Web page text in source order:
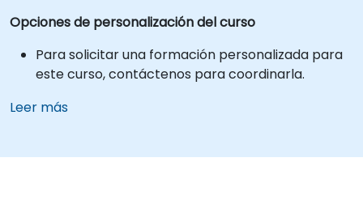
Opciones de personalización del curso
Para solicitar una formación personalizada para
este curso, contáctenos para coordinarla.
Leer más